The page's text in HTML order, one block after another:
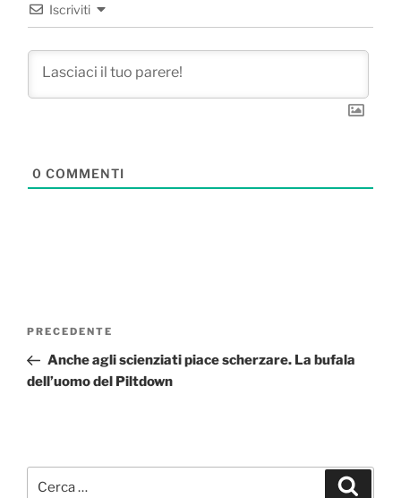
Iscriviti
0 COMMENTI
Navigazione
Articolo
precedente:
PRECEDENTE
Anche agli scienziati piace scherzare. La bufala
dell’uomo del Piltdown